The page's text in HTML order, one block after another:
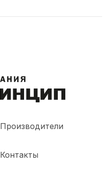
Производители
Контакты